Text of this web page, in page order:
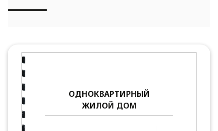
ОДНОКВАРТИРНЫЙ
ЖИЛОЙ ДОМ